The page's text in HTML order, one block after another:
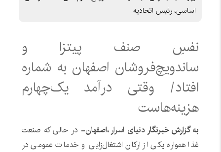
اساسی، رئیس اتحادیه
نفسِ صنف پیتزا و
ساندویچ‌فروشان اصفهان به شماره
افتاد/ وقتی درآمد یک‌چهارم
هزینه‌هاست
به گزارش خبرنگاردنیای اسرار،اصفهان- در حالی که صنعت
غذا همواره یکی از ارکان اشتغال‌زایی و خدمات عمومی در